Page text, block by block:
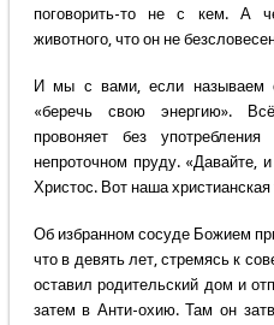
поговорить-то не с кем. А
животного, что он не
И мы с вами, если называем
«беречь свою энергию».
провоняет без
непроточном пруду. «Давайте,
Христос. Вот наша христианская
Об избранном сосуде Божием
что в девять лет, стремясь к
оставил родительский дом и
затем в Анти-охию. Там он